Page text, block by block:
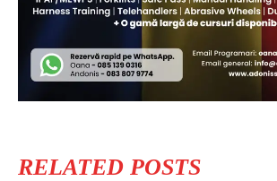
RELATED POSTS